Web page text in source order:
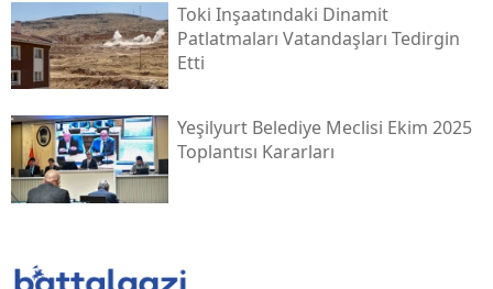
Toki̇ Inşaatındaki Dinamit
Patlatmaları Vatandaşları Tedirgin
Etti
Yeşilyurt Belediye Meclisi Ekim 2025
Toplantısı Kararları